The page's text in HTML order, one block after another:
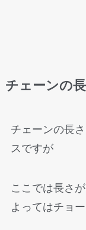
チェーンの
チェーンの長
スですが
ここでは長さ
よってはチョ